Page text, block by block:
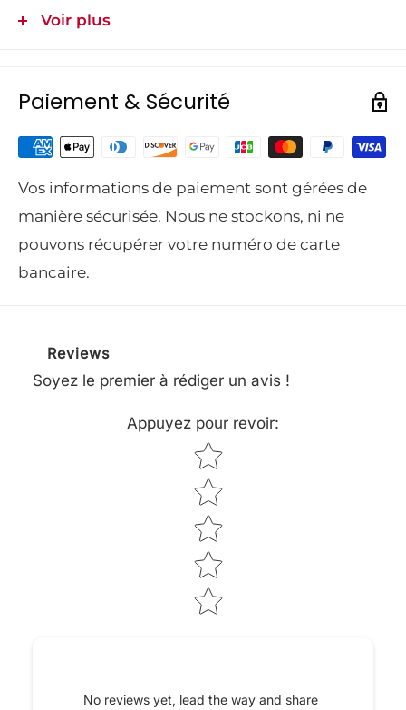
Batterie Lithium-Ion légère
de rester informé(e) de l’état de charge et
Batterie Lithium-ion 36 V.
Capacité : 72 Wh.
Compatible avec les chargeurs : AL 100, AL 101,
AL 300, AL 500.
72 Wh
0,8 kg
Lithium-Ion Système
AK
Voir plus
Paiement & Sécurité
Vos informations de paiement sont gérées de
manière sécurisée. Nous ne stockons, ni ne
pouvons récupérer votre numéro de carte
bancaire.
Reviews
Soyez le premier à rédiger un avis !
Appuyez pour revoir:
Star rating
No reviews yet, lead the way and share